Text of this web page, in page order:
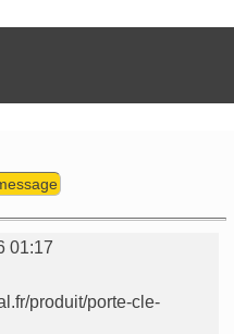
01:17
produit/porte-cle-